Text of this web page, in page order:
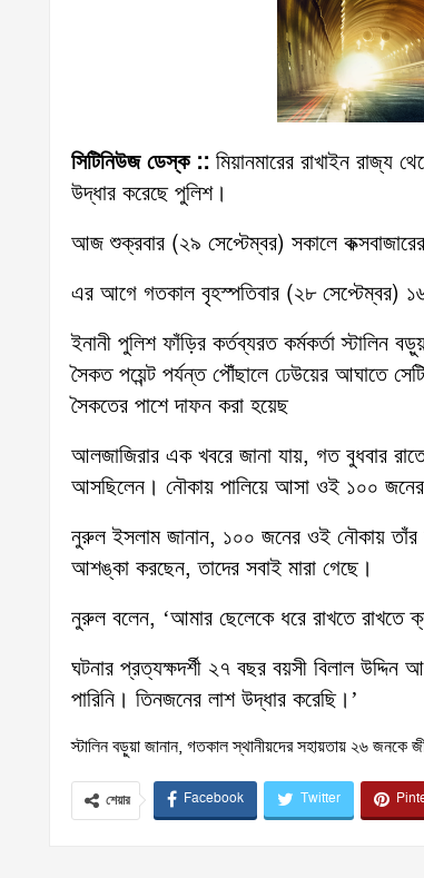
সিটিনিউজ ডেস্ক :: মিয়ানমারের রাখাইন রাজ্য
উদ্ধার করেছে পুলিশ।
আজ শুক্রবার (২৯ সেপ্টেম্বর) সকালে
এর আগে গতকাল বৃহস্পতিবার (২৮ সেপ্টেম্বর)
ইনানী পুলিশ ফাঁড়ির কর্তব্যরত কর্মকর্তা স্টালিন
সৈকত পয়েন্ট পর্যন্ত পৌঁছালে ঢেউয়ের আঘাতে
সৈকতের পাশে দাফন করা হয়েছ
আলজাজিরার এক খবরে জানা যায়, গত বুধবার
আসছিলেন। নৌকায় পালিয়ে আসা ওই ১০০
নুরুল ইসলাম জানান, ১০০ জনের ওই নৌকায় তাঁর
আশঙ্কা করছেন, তাদের সবাই মারা গেছে।
নুরুল বলেন, ‘আমার ছেলেকে ধরে রাখতে রাখতে
ঘটনার প্রত্যক্ষদর্শী ২৭ বছর বয়সী বিলাল
পারিনি। তিনজনের লাশ উদ্ধার করেছি।’
স্টালিন বড়ুয়া জানান, গতকাল স্থানীয়দের সহায়তায় ২৬
শেয়ার Facebook Twitter